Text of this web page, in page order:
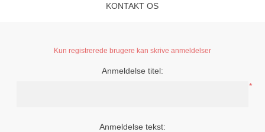
KONTAKT OS
Kun registrerede brugere kan skrive anmeldelser
Anmeldelse titel:
*
Anmeldelse tekst: